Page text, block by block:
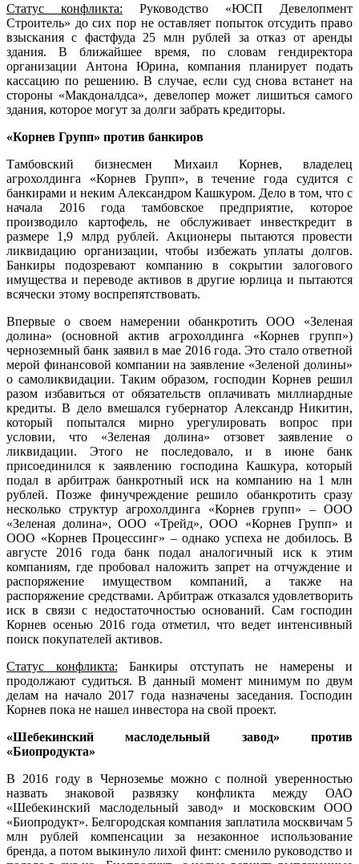
Статус конфликта: Руководство «ЮСП Девелопмент
Строитель» до сих пор не оставляет попыток отсудить право
взыскания с фастфуда 25 млн рублей за отказ от аренды
здания. В ближайшее время, по словам гендиректора
организации Антона Юрина, компания планирует подать
кассацию по решению. В случае, если суд снова встанет на
стороны «Макдоналдса», девелопер может лишиться самого
здания, которое могут за долги забрать кредиторы.
«Корнев Групп» против банкиров
Тамбовский бизнесмен Михаил Корнев, владелец
агрохолдинга «Корнев Групп», в течение года судится с
банкирами и неким Александром Кашкуром. Дело в том, что с
начала 2016 года тамбовское предприятие, которое
производило картофель, не обслуживает инвесткредит в
размере 1,9 млрд рублей. Акционеры пытаются провести
ликвидацию организации, чтобы избежать уплаты долгов.
Банкиры подозревают компанию в сокрытии залогового
имущества и переводе активов в другие юрлица и пытаются
всячески этому воспрепятствовать.
Впервые о своем намерении обанкротить ООО «Зеленая
долина» (основной актив агрохолдинга «Корнев групп»)
черноземный банк заявил в мае 2016 года. Это стало ответной
мерой финансовой компании на заявление «Зеленой долины»
о самоликвидации. Таким образом, господин Корнев решил
разом избавиться от обязательств оплачивать миллиардные
кредиты. В дело вмешался губернатор Александр Никитин,
который попытался мирно урегулировать вопрос при
условии, что «Зеленая долина» отзовет заявление о
ликвидации. Этого не последовало, и в июне банк
присоединился к заявлению господина Кашкура, который
подал в арбитраж банкротный иск на компанию на 1 млн
рублей. Позже финучреждение решило обанкротить сразу
несколько структур агрохолдинга «Корнев групп» – ООО
«Зеленая долина», ООО «Трейд», ООО «Корнев Групп» и
ООО «Корнев Процессинг» – однако успеха не добилось. В
августе 2016 года банк подал аналогичный иск к этим
компаниям, где пробовал наложить запрет на отчуждение и
распоряжение имуществом компаний, а также на
распоряжение средствами. Арбитраж отказался удовлетворить
иск в связи с недостаточностью оснований. Сам господин
Корнев осенью 2016 года отметил, что ведет интенсивный
поиск покупателей активов.
Статус конфликта: Банкиры отступать не намерены и
продолжают судиться. В данный момент минимум по двум
делам на начало 2017 года назначены заседания. Господин
Корнев пока не нашел инвестора на свой проект.
«Шебекинский маслодельный завод» против
«Биопродукта»
В 2016 году в Черноземье можно с полной уверенностью
назвать знаковой развязку конфликта между ОАО
«Шебекинский маслодельный завод» и московским ООО
«Биопродукт». Белгородская компания заплатила москвичам 5
млн рублей компенсации за незаконное использование
бренда, а потом выкинуло лихой финт: сменило руководство и